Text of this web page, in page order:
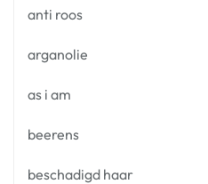
anti roos
arganolie
as i am
beerens
beschadigd haar